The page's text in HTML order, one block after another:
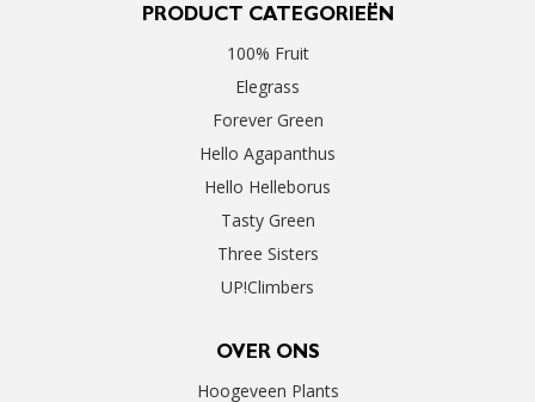
PRODUCT CATEGORIEËN
100% Fruit
Elegrass
Forever Green
Hello Agapanthus
Hello Helleborus
Tasty Green
Three Sisters
UP!Climbers
OVER ONS
Hoogeveen Plants